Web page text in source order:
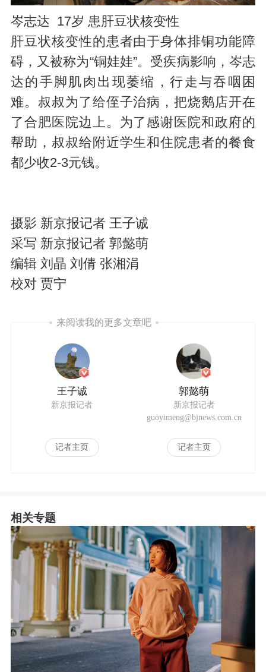
岑志达 17岁 患肝豆状核变性
肝豆状核变性的患者由于身体排铜功能障
碍，又被称为“铜娃娃”。受疾病影响，岑志
达的手脚肌肉出现萎缩，行走与吞咽困
难。叔叔为了给侄子治病，把烧鹅店开在
了合肥医院边上。为了感谢医院和政府的
帮助，叔叔给附近学生和住院患者的餐食
都少收2-3元钱。
摄影 新京报记者 王子诚
采写 新京报记者 郭懿萌
编辑 刘晶 刘倩 张湘涓
校对 贾宁
来阅读我的更多文章吧
王子诚
新京报记者
记者主页
郭懿萌
新京报记者
guoyimeng@bjnews.com.cn
记者主页
相关专题